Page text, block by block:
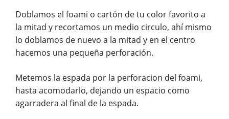
Doblamos el foami o cartón de tu color favorito a
la mitad y recortamos un medio circulo, ahí mismo
lo doblamos de nuevo a la mitad y en el centro
hacemos una pequeña perforación.
Metemos la espada por la perforacion del foami,
hasta acomodarlo, dejando un espacio como
agarradera al final de la espada.